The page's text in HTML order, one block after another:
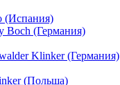
(Испания)
Boch (Германия)
Klinker (Германия)
(Польша)